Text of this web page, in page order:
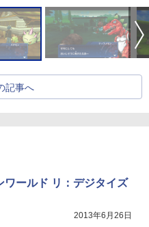
記事へ
ワールド リ：デジタイズ
2013年6月26日